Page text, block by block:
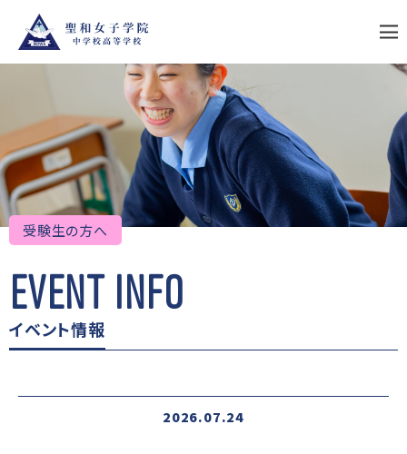
n
t
e
n
t
受験生の方へ
EVENT INFO
イベント情報
2026.07.24